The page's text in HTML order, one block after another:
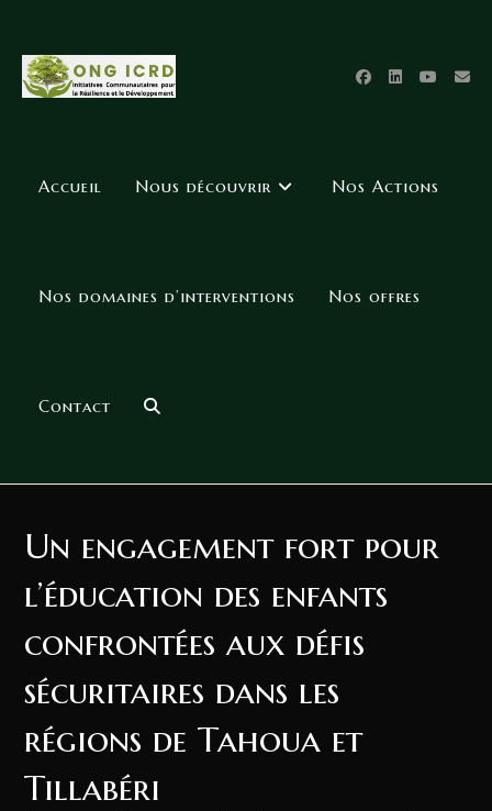
Accueil Nous découvrir Nos Actions
Nos domaines d’interventions Nos offres
Contact
Un engagement fort pour
l’éducation des enfants
confrontées aux défis
sécuritaires dans les
régions de Tahoua et
Tillabéri